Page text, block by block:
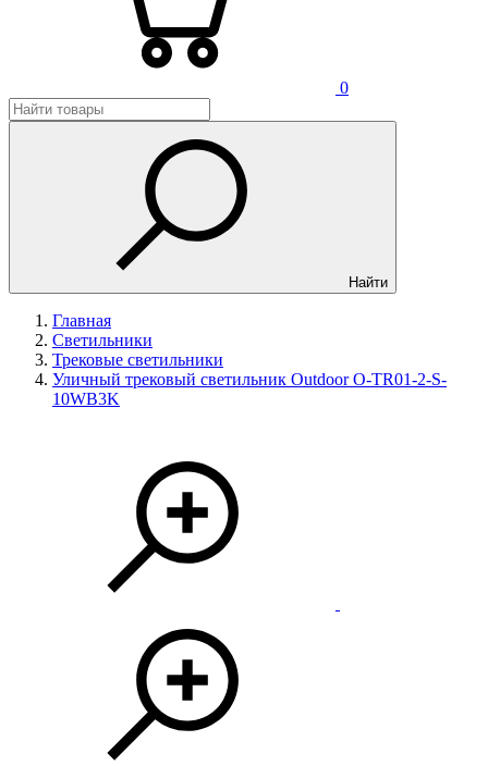
0
Найти
Главная
Светильники
Трековые светильники
Уличный трековый светильник Outdoor O-TR01-2-S-
10WB3K